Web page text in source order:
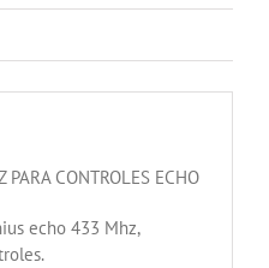
PARA CONTROLES ECHO
echo 433 Mhz,